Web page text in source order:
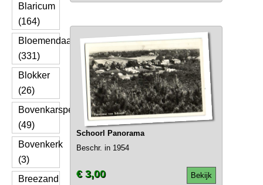
Blaricum
(164)
Bloemendaal
(331)
Blokker
(26)
Bovenkarspel
(49)
Bovenkerk
(3)
Breezand
Schoorl Panorama
Beschr. in 1954
Bekijk
€ 3,00